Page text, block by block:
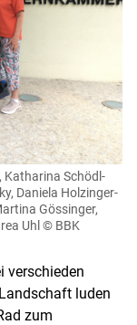
Katharina Schödl-
Daniela Holzinger-
Gössinger,
Uhl© BBK
verschieden
luden
zum